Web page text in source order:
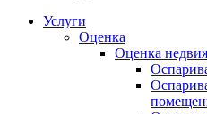
Услуги
Оценка
Оценка